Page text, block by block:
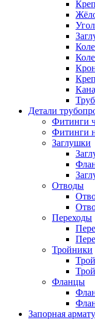
Детали
Фитинги
Фитинги
Заглушки
Отводы
Переходы
Тройники
Фланцы
Запорная